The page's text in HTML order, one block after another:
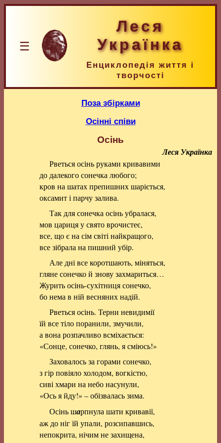
☰
Леся
Українка
Енциклопедія життя і
творчості
Поза збірками
Осінні співи
Осінь
Леся Українка
Рветься осінь руками кривавими
до далекого сонечка любого;
кров на шатах препишних шаріється,
оксамит і парчу залива.
Так для сонечка осінь убралася,
мов цариця у свято врочистеє,
все, що є на сім світі найкращого,
все зібрала на пишний убір.
Але дні все коротшають, міняться,
гляне сонечко й знову захмариться…
Журить осінь-сухітниця сонечко,
бо нема в ній весняних надій.
Рветься осінь. Терни невидимії
їй все тіло поранили, змучили,
а вона розпачливо всміхається:
«Сонце, сонечко, глянь, я сміюсь!»
Заховалось за горами сонечко,
з гір повіяло холодом, вогкістю,
сиві хмари на небо насунули,
«Ось я йду!» – обізвалась зима.
Осінь шарпнула шати кривавії,
аж до ніг їй упали, розсипавшись,
непокрита, нічим не захищена,